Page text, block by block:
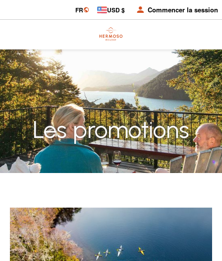
FR USD $ Commencer la session
Les promotions